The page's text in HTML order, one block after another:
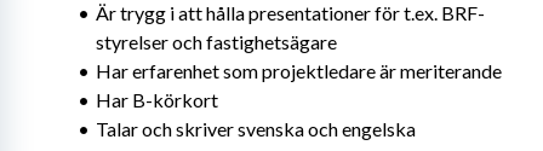
Är trygg i att hålla presentationer för t.ex. BRF-
styrelser och fastighetsägare
Har erfarenhet som projektledare är meriterande
Har B-körkort
Talar och skriver svenska och engelska